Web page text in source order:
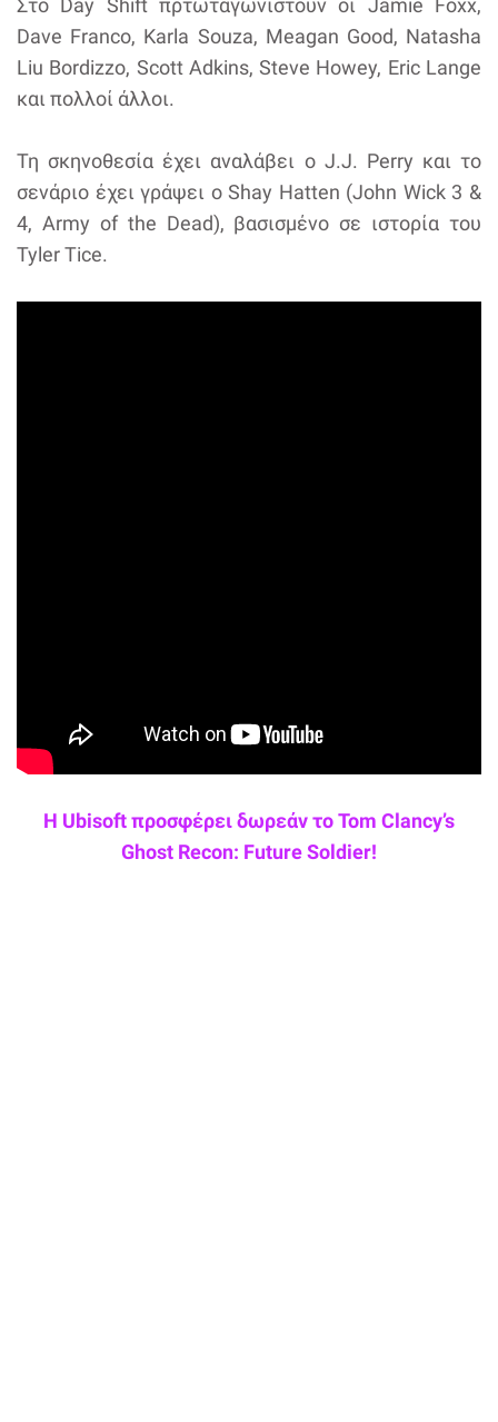
Στο Day Shift πρτωταγωνιστούν οι Jamie Foxx,
Dave Franco, Karla Souza, Meagan Good, Natasha
Liu Bordizzo, Scott Adkins, Steve Howey, Eric Lange
και πολλοί άλλοι.
Τη σκηνοθεσία έχει αναλάβει ο J.J. Perry και το
σενάριο έχει γράψει ο Shay Hatten (John Wick 3 &
4, Army of the Dead), βασισμένο σε ιστορία του
Tyler Tice.
Η Ubisoft προσφέρει δωρεάν το Tom Clancy’s
Ghost Recon: Future Soldier!